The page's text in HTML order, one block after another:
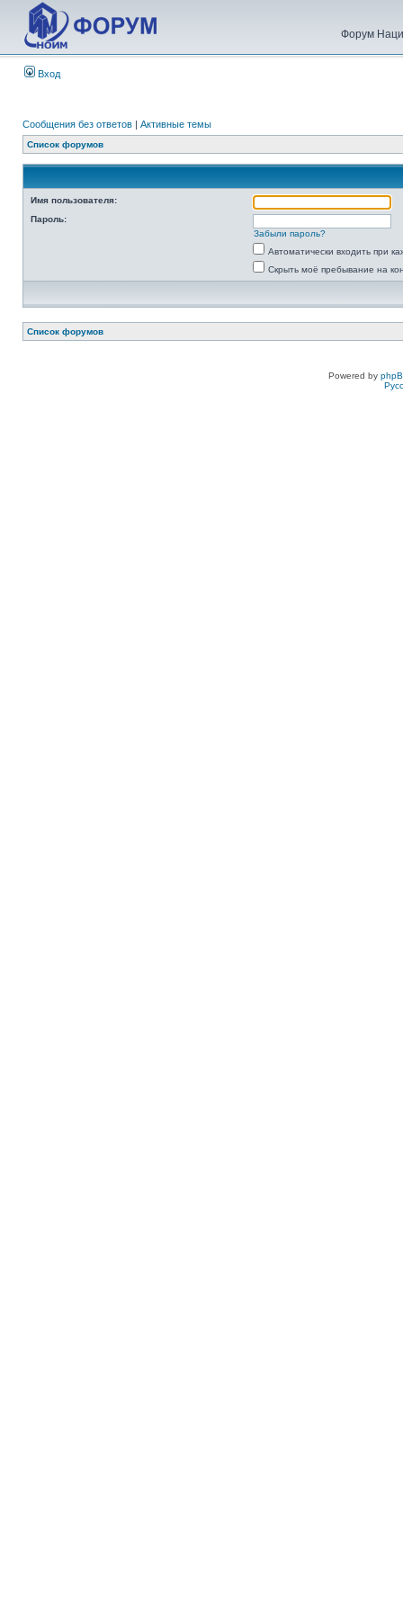
Форум
Вход
Сообщения без ответов | Активные темы
Список форумов
Имя пользователя:
Пароль:
Забыли пароль?
Автоматически входить при
Скрыть моё пребывание на
Список форумов
Powered by